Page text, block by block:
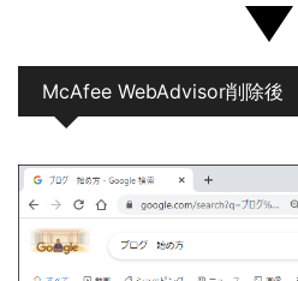
McAfee WebAdvisor削除後